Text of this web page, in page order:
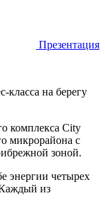
Презентация
класса на берегу
комплекса City
микрорайона с
зоной.
энергии четырех
из